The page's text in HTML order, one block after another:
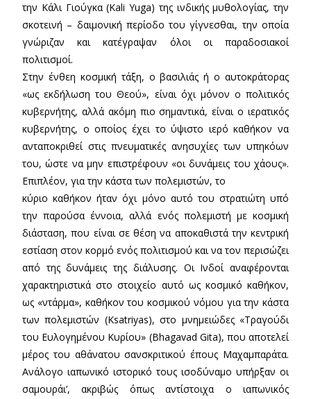
την Κάλι Γιούγκα (Kali Yuga) της ινδικής μυθολογίας, την
σκοτεινή – δαιμονική περίοδο του γίγνεσθαι, την οποία
γνώριζαν και κατέγραψαν όλοι οι παραδοσιακοί
πολιτισμοί.
Στην ένθεη κοσμική τάξη, ο βασιλιάς ή ο αυτοκράτορας
«ως εκδήλωση του Θεού», είναι όχι μόνον ο πολιτικός
κυβερνήτης, αλλά ακόμη πιο σημαντικά, είναι ο ιερατικός
κυβερνήτης, ο οποίος έχει το ύψιστο ιερό καθήκον να
ανταποκριθεί στις πνευματικές ανησυχίες των υπηκόων
του, ώστε να μην επιστρέφουν «οι δυνάμεις του χάους».
Επιπλέον, για την κάστα των πολεμιστών, το
κύριο καθήκον ήταν όχι μόνο αυτό του στρατιώτη υπό
την παρούσα έννοια, αλλά ενός πολεμιστή με κοσμική
διάσταση, που είναι σε θέση να αποκαθιστά την κεντρική
εστίαση στον κορμό ενός πολιτισμού και να τον περισώζει
από της δυνάμεις της διάλυσης. Οι Ινδοί αναφέρονται
χαρακτηριστικά στο στοιχείο αυτό ως κοσμικό καθήκον,
ως «ντάρμα», καθήκον του κοσμικού νόμου για την κάστα
των πολεμιστών (Ksatriyas), στο μνημειώδες «Τραγούδι
του Ευλογημένου Κυρίου» (Bhagavad Gita), που αποτελεί
μέρος του αθάνατου σανσκριτικού έπους Μαχαμπαράτα.
Ανάλογο ιαπωνικό ιστορικό τους ισοδύναμο υπήρξαν οι
σαμουράι’, ακριβώς όπως αντίστοιχα ο ιαπωνικός